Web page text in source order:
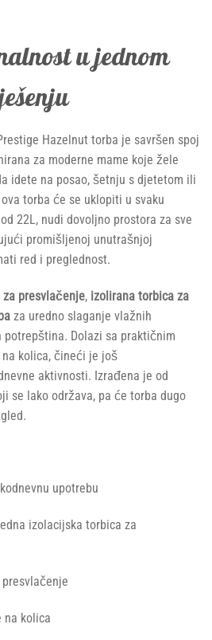
u jednom
Hazelnut torba je savršen spoj
za moderne mame koje žele
idete na posao, šetnju s djetetom ili
torba će se uklopiti u svaku
22L, nudi dovoljno prostora za sve
promišljenoj unutrašnjoj
red i preglednost.
za presvlačenje, izolirana torbica za
za uredno slaganje vlažnih
potrepština. Dolazi sa praktičnim
kolica, čineći je još
aktivnosti. Izrađena je od
se lako održava, pa će torba dugo
upotrebu
izolacijska torbica za
na kolica